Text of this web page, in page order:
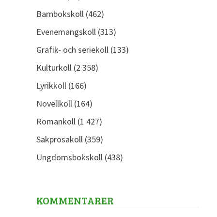
Barnbokskoll(462)
Evenemangskoll(313)
Grafik- och seriekoll(133)
Kulturkoll(2 358)
Lyrikkoll(166)
Novellkoll(164)
Romankoll(1 427)
Sakprosakoll(359)
Ungdomsbokskoll(438)
KOMMENTARER